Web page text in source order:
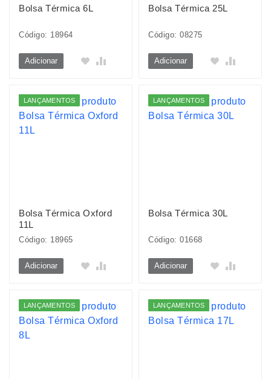
Bolsa Térmica 6L
Código: 18964
Adicionar
Bolsa Térmica 25L
Código: 08275
Adicionar
LANÇAMENTOS
Bolsa Térmica Oxford
11L
Código: 18965
Adicionar
LANÇAMENTOS
Bolsa Térmica 30L
Código: 01668
Adicionar
LANÇAMENTOS LANÇAMENTOS